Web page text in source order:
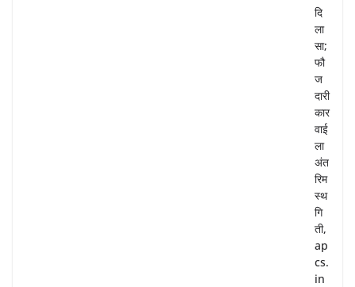
दि
ला
सा;
फौ
ज
दारी
कार
वाई
ला
अंत
रिम
स्थ
गि
ती,
ap
cs.
in